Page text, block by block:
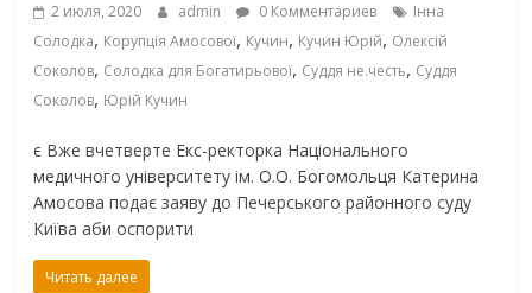
2 июля, 2020 admin 0 Комментариев
Інна
Солодка, Корупція Амосової, Кучин, Кучин Юрій, Олексій
Соколов, Солодка для Богатирьової, Суддя не.честь, Суддя
Соколов, Юрій Кучин
є Вже вчетверте Екс-ректорка Національного
медичного університету ім. О.О. Богомольця Катерина
Амосова подає заяву до Печерського районного суду
Київа аби оспорити
Читать далее